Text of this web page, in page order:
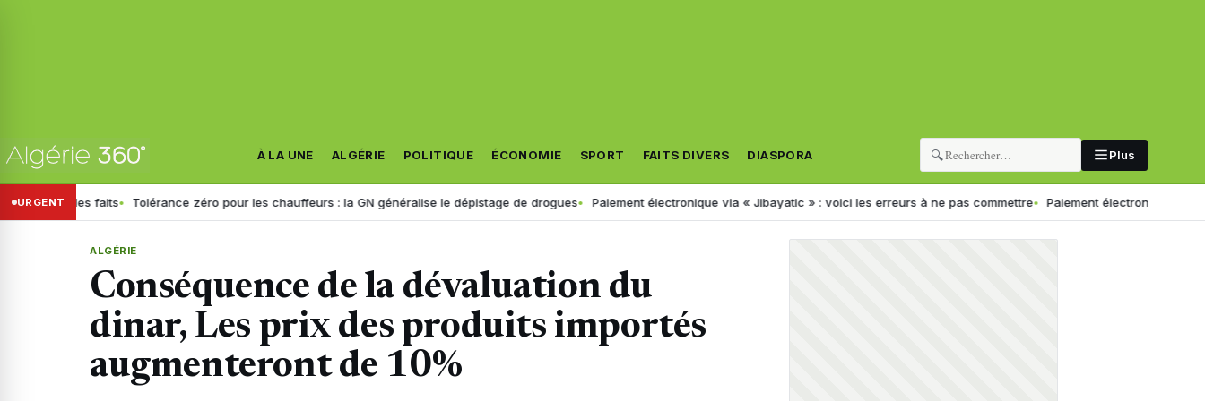
À LA UNE ALGÉRIE POLITIQUE ÉCONOMIE SPORT FAITS DIVERS DIASPORA 🔍 Plus
URGENT
les faits Tolérance zéro pour les chauffeurs : la GN généralise le dépistage de drogues Paiement électronique via « Jibayatic » : voici les erreurs à ne pas commettre Paiement électronique en Algérie
ALGÉRIE
Conséquence de la dévaluation du
dinar, Les prix des produits importés
augmenteront de 10%